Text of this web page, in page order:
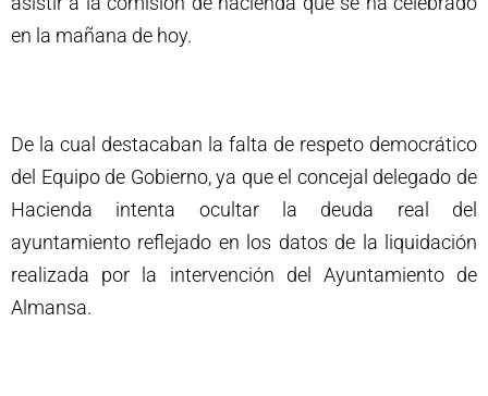
en la mañana de hoy.
De la cual destacaban la falta de respeto democrático
del Equipo de Gobierno, ya que el concejal delegado de
Hacienda intenta ocultar la deuda real del
ayuntamiento reflejado en los datos de la liquidación
realizada por la intervención del Ayuntamiento de
Almansa.